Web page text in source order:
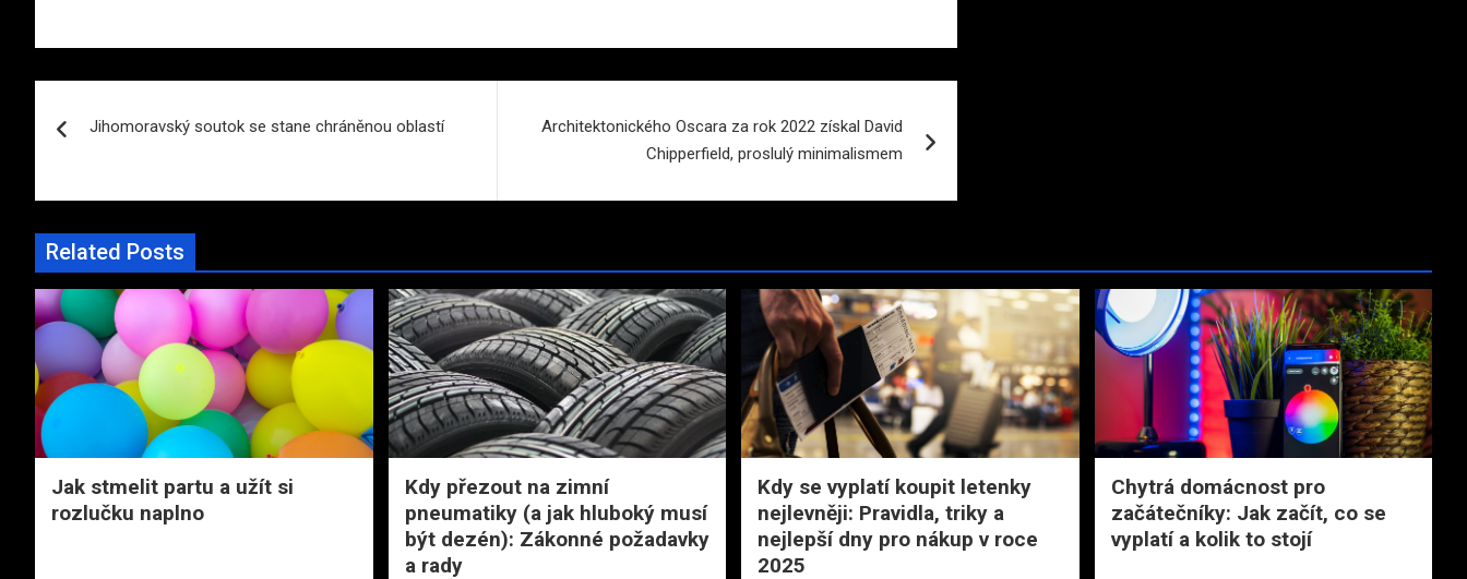
pro
příspěvek
Jihomoravský soutok se stane chráněnou oblastí
Architektonického Oscara za rok 2022 získal David
Chipperfield, proslulý minimalismem
Related Posts
Jak stmelit partu a užít si
rozlučku naplno
Kdy přezout na zimní
pneumatiky (a jak hluboký musí
být dezén): Zákonné požadavky
a rady
Kdy se vyplatí koupit letenky
nejlevněji: Pravidla, triky a
nejlepší dny pro nákup v roce
2025
Chytrá domácnost pro
začátečníky: Jak začít, co se
vyplatí a kolik to stojí